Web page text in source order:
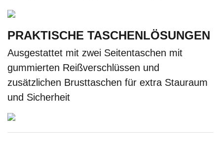
PRAKTISCHE TASCHENLÖSUNGEN
Ausgestattet mit zwei Seitentaschen mit
gummierten Reißverschlüssen und
zusätzlichen Brusttaschen für extra Stauraum
und Sicherheit